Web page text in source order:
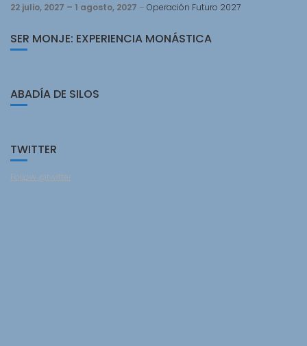
22 julio, 2027 – 1 agosto, 2027 – Operación Futuro 2027
SER MONJE: EXPERIENCIA MONÁSTICA
ABADÍA DE SILOS
TWITTER
Follow @twitter